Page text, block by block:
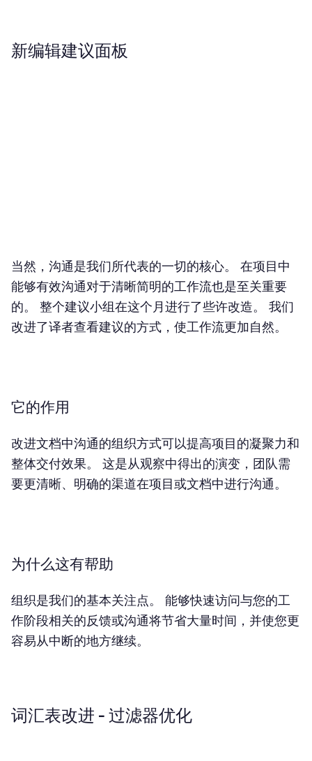
新编辑建议面板
当然，沟通是我们所代表的一切的核心。 在项目中
能够有效沟通对于清晰简明的工作流也是至关重要
的。 整个建议小组在这个月进行了些许改造。 我们
改进了译者查看建议的方式，使工作流更加自然。
它的作用
改进文档中沟通的组织方式可以提高项目的凝聚力和
整体交付效果。 这是从观察中得出的演变，团队需
要更清晰、明确的渠道在项目或文档中进行沟通。
为什么这有帮助
组织是我们的基本关注点。 能够快速访问与您的工
作阶段相关的反馈或沟通将节省大量时间，并使您更
容易从中断的地方继续。
词汇表改进 - 过滤器优化